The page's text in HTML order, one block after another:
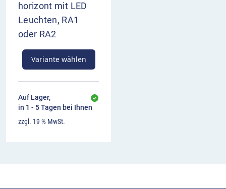
horizont mit LED
Leuchten, RA1
oder RA2
Variante wählen
Auf Lager,
in 1 - 5 Tagen bei Ihnen
zzgl. 19 % MwSt.